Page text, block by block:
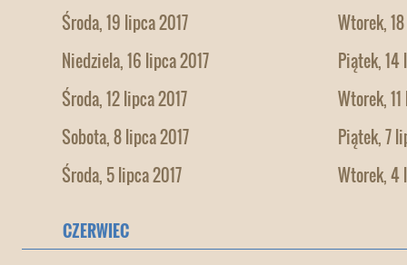
Środa, 19 lipca 2017
Wtorek,
Niedziela, 16 lipca 2017
Piątek, 14
Środa, 12 lipca 2017
Wtorek,
Sobota, 8 lipca 2017
Piątek, 7
Środa, 5 lipca 2017
Wtorek, 4
CZERWIEC